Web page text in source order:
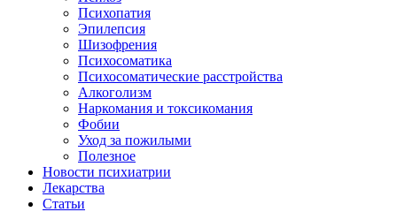
Психопатия
Эпилепсия
Шизофрения
Психосоматика
Психосоматические расстройства
Алкоголизм
Наркомания и токсикомания
Фобии
Уход за пожилыми
Полезное
Новости психиатрии
Лекарства
Статьи